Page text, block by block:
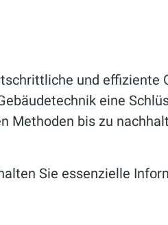
und effiziente
eine
Methoden bis zu
Sie essenzielle